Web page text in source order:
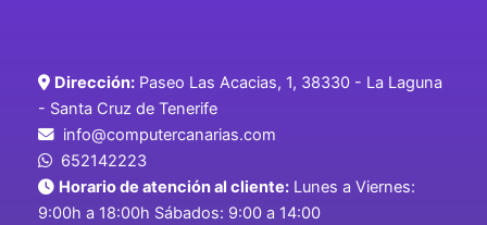
Dirección: Paseo Las Acacias, 1, 38330 - La Laguna
- Santa Cruz de Tenerife
info@computercanarias.com
652142223
Horario de atención al cliente: Lunes a Viernes:
9:00h a 18:00h Sábados: 9:00 a 14:00